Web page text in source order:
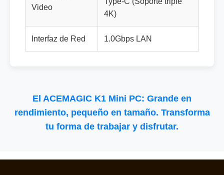
Video
4K)
Interfaz de Red 1.0Gbps LAN
El ACEMAGIC K1 Mini PC: Grande en
rendimiento, pequeño en tamaño. Transforma
tu forma de trabajar y disfrutar.